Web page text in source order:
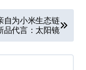
自为小米生态链
品代言：太阳镜